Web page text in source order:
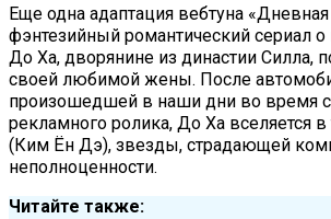
Еще одна адаптация вебтуна
фэнтезийный романтический сериал
До Ха, дворянине из династии Силла,
своей любимой жены. После
произошедшей в наши дни во время
рекламного ролика, До Ха вселяется
(Ким Ён Дэ), звезды, страдающей
неполноценности.
Читайте также: